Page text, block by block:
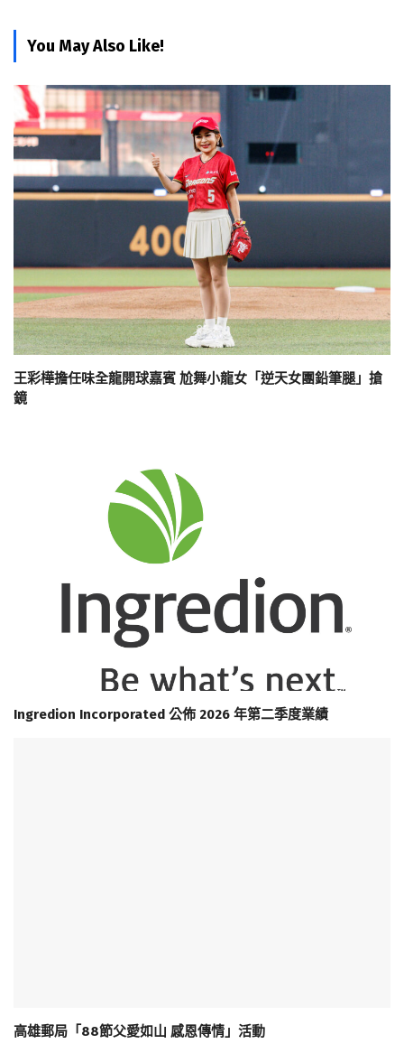
You May Also Like!
王彩樺擔任味全龍開球嘉賓 尬舞小龍女「逆天女團鉛筆腿」搶
鏡
Ingredion Incorporated 公佈 2026 年第二季度業績
高雄郵局「88節父愛如山 感恩傳情」活動